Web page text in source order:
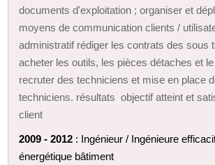
documents d'exploitation ; organiser et
moyens de communication clients /
administratif rédiger les contrats des sous
acheter les outils, les pièces détaches et
recruter des techniciens et mise en place
techniciens. résultats objectif atteint et
client
2009 - 2012 : Ingénieur / Ingénieure
énergétique bâtiment